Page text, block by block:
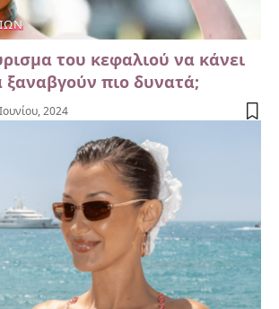
του κεφαλιού να κάνει
ξαναβγούν πιο δυνατά;
2024